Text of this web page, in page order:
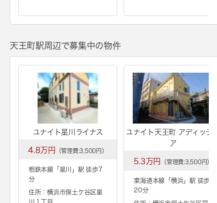
天王町駅周辺で募集中の物件
ユナイト星川ライナス
4.8万円 （管理費:3,500円）
相鉄本線「 星川
」駅 徒歩7
分
住所：横浜市保土ケ谷区星
川１丁目
ユナイト天王町 アディッテ
ア
5.3万円 （管理費:3,500円）
東海道本線「 横浜」駅 徒歩
20分